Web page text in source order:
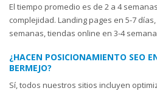
El tiempo promedio es de 2 a 4
complejidad. Landing pages en 5-7
semanas, tiendas online en 3-4
¿HACEN POSICIONAMIENTO SEO
BERMEJO?
Sí, todos nuestros sitios incluyen